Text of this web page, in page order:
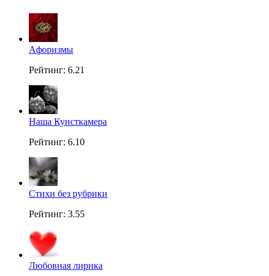
Aфоризмы
Рейтинг: 6.21
Наша Кунсткамера
Рейтинг: 6.10
Стихи без рубрики
Рейтинг: 3.55
Любовная лирика